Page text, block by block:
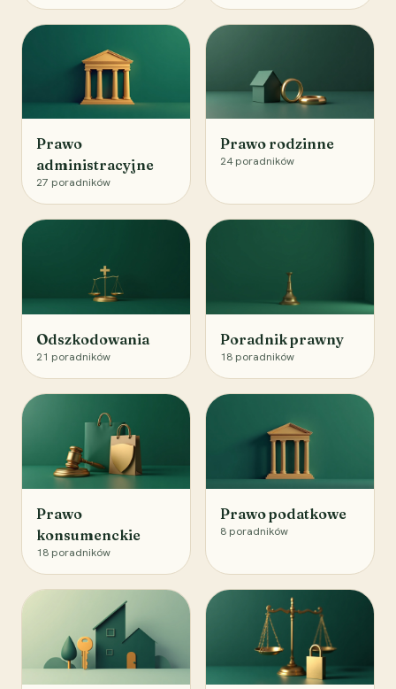
Prawo
administracyjne
27 poradników
Prawo rodzinne
24 poradników
Odszkodowania
21 poradników
Poradnik prawny
18 poradników
Prawo
konsumenckie
18 poradników
Prawo podatkowe
8 poradników